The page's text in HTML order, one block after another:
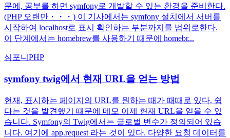
문에, 공부를 하면 symfony로 개발할 수 있는 환경을 준비한다.
(PHP 오랜만・・・) 이 기사에서는 symfony 설치에서 서버를
시작하여 localhost로 표시 확인하는 부분까지를 범위로한다.
이 단계에서는 homebrew를 사용하기 때문에 homebr...
심포니 PHP
symfony twig에서 현재 URL을 얻는 방법
현재, 표시하는 페이지의 URL를 원하는 때가 때때로 있다. 쉽
다는 것을 발견했기 때문에 메모 이제 현재 URL을 얻을 수 있
습니다. Symfony의 Twig에서는 글로벌 변수가 정의되어 있습
니다. 여기에 app.request 라는 것이 있다. 다양한 요청 데이터를